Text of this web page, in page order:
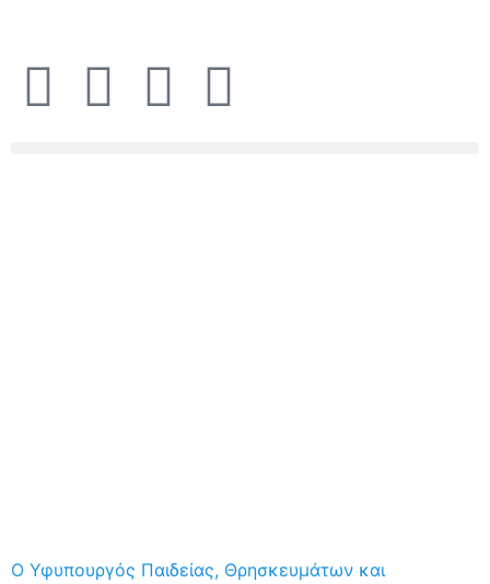
Ο Υφυπουργός Παιδείας, Θρησκευμάτων και